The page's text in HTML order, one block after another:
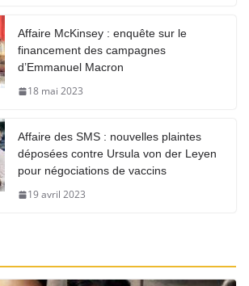
Affaire McKinsey : enquête sur le
financement des campagnes
d’Emmanuel Macron
18 mai 2023
Affaire des SMS : nouvelles plaintes
déposées contre Ursula von der Leyen
pour négociations de vaccins
19 avril 2023